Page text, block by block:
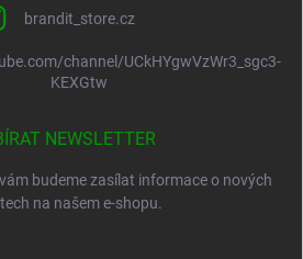
brandit_store.cz
channel/UCkHYgwVzWr3_sgc3-
KEXGtw
NEWSLETTER
budeme zasílat informace o nových
na našem e-shopu.